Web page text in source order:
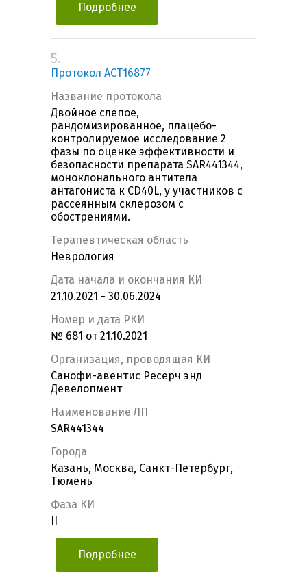
Подробнее
5.
Протокол ACT16877
Название протокола
Двойное слепое,
рандомизированное, плацебо-
контролируемое исследование 2
фазы по оценке эффективности и
безопасности препарата SAR441344,
моноклонального антитела
антагониста к CD40L, у участников с
рассеянным склерозом с
обострениями.
Терапевтическая область
Неврология
Дата начала и окончания КИ
21.10.2021 - 30.06.2024
Номер и дата РКИ
№ 681 от 21.10.2021
Организация, проводящая КИ
Санофи-авентис Ресерч энд
Девелопмент
Наименование ЛП
SAR441344
Города
Казань, Москва, Санкт-Петербург,
Тюмень
Фаза КИ
Подробнее